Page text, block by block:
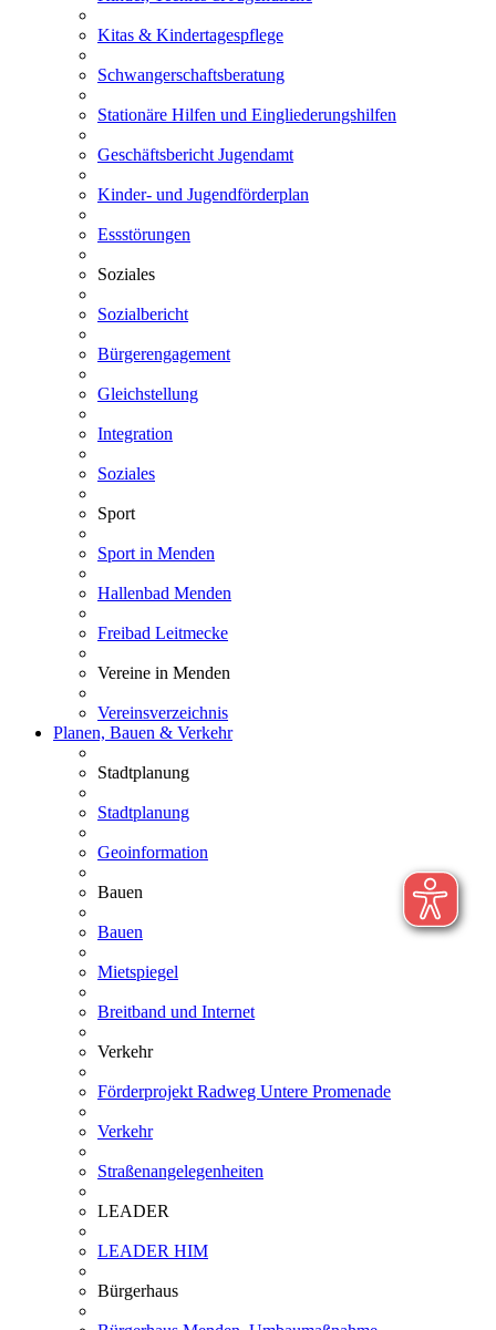
Kitas & Kindertagespflege
Schwangerschaftsberatung
Stationäre Hilfen und Eingliederungshilfen
Geschäftsbericht Jugendamt
Kinder- und Jugendförderplan
Essstörungen
Soziales
Sozialbericht
Bürgerengagement
Gleichstellung
Integration
Soziales
Sport
Sport in Menden
Hallenbad Menden
Freibad Leitmecke
Vereine in Menden
Vereinsverzeichnis
Planen, Bauen & Verkehr
Stadtplanung
Stadtplanung
Geoinformation
Bauen
Bauen
Mietspiegel
Breitband und Internet
Verkehr
Förderprojekt Radweg Untere Promenade
Verkehr
Straßenangelegenheiten
LEADER
LEADER HIM
Bürgerhaus